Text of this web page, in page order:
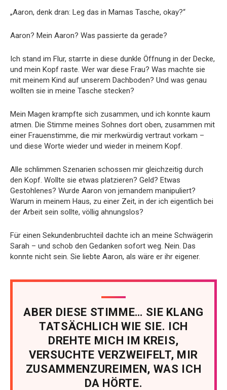
„Aaron, denk dran: Leg das in Mamas Tasche, okay?“
Aaron? Mein Aaron? Was passierte da gerade?
Ich stand im Flur, starrte in diese dunkle Öffnung in der Decke,
und mein Kopf raste. Wer war diese Frau? Was machte sie
mit meinem Kind auf unserem Dachboden? Und was genau
wollten sie in meine Tasche stecken?
Mein Magen krampfte sich zusammen, und ich konnte kaum
atmen. Die Stimme meines Sohnes dort oben, zusammen mit
einer Frauenstimme, die mir merkwürdig vertraut vorkam –
und diese Worte wieder und wieder in meinem Kopf.
Alle schlimmen Szenarien schossen mir gleichzeitig durch
den Kopf. Wollte sie etwas platzieren? Geld? Etwas
Gestohlenes? Wurde Aaron von jemandem manipuliert?
Warum in meinem Haus, zu einer Zeit, in der ich eigentlich bei
der Arbeit sein sollte, völlig ahnungslos?
Für einen Sekundenbruchteil dachte ich an meine Schwägerin
Sarah – und schob den Gedanken sofort weg. Nein. Das
konnte nicht sein. Sie liebte Aaron, als wäre er ihr eigener.
ABER DIESE STIMME… SIE KLANG
TATSÄCHLICH WIE SIE. ICH
DREHTE MICH IM KREIS,
VERSUCHTE VERZWEIFELT, MIR
ZUSAMMENZUREIMEN, WAS ICH
DA HÖRTE.